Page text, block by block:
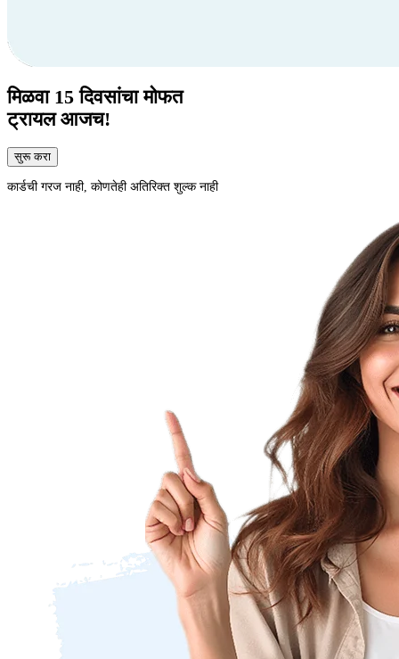
मिळवा 15 दिवसांचा मोफत
ट्रायल आजच!
सुरू करा
कार्डची गरज नाही, कोणतेही अतिरिक्त शुल्क नाही